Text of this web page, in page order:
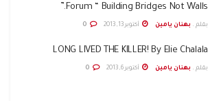
Forum “ Building Bridges Not Walls.”
بقلم . بهنان يامين أكتوبر 13, 2013
LONG LIVED THE KILLER! By Elie Chalala
بقلم . بهنان يامين أكتوبر 6, 2013